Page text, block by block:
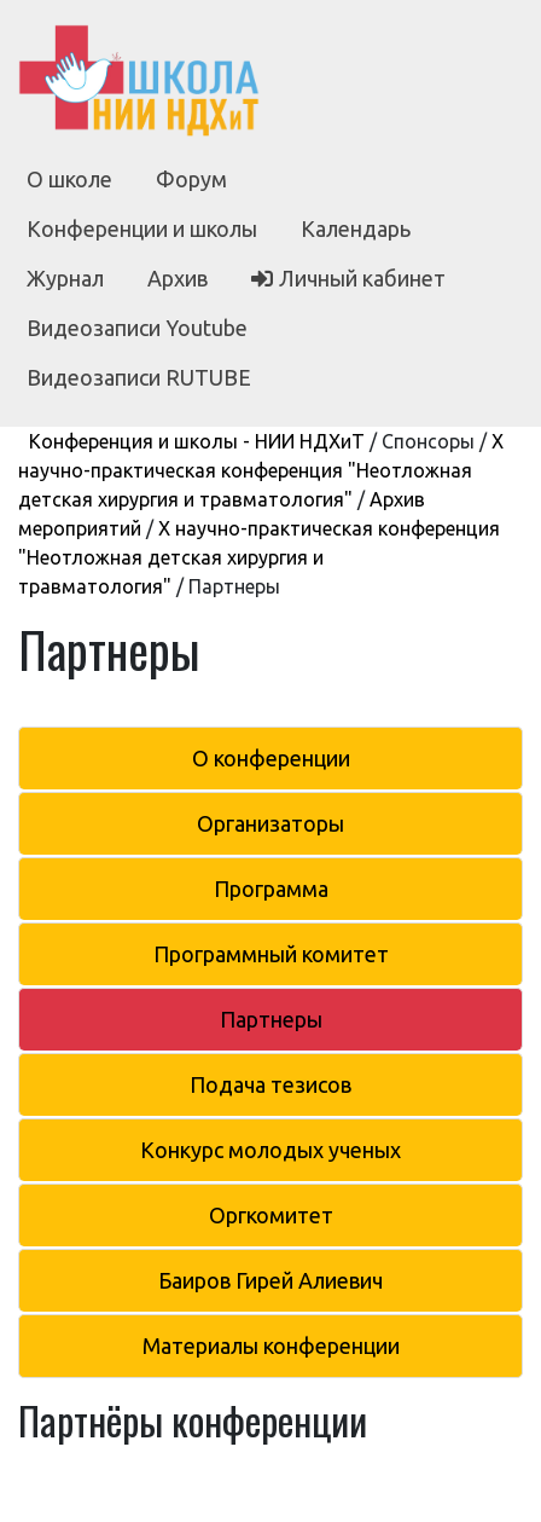
О школе Форум
Конференции и школы Календарь
Журнал Архив Личный кабинет
Видеозаписи Youtube
Видеозаписи RUTUBE
Конференция и школы - НИИ НДХиТ / Спонсоры /X
научно-практическая конференция "Неотложная
детская хирургия и травматология" /Архив
мероприятий /X научно-практическая конференция
"Неотложная детская хирургия и
травматология" / Партнеры
Партнеры
О конференции
Организаторы
Программа
Программный комитет
Партнеры
Подача тезисов
Конкурс молодых ученых
Оргкомитет
Баиров Гирей Алиевич
Материалы конференции
Партнёры конференции